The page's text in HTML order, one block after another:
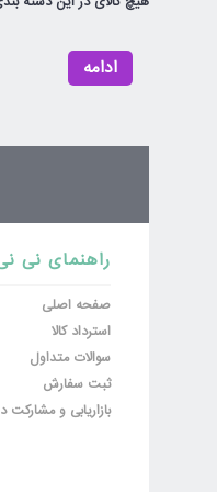
ادامه
راهنمای نی
صفحه اصلی
استرداد کالا
سوالات متداول
ثبت سفارش
بازاریابی و